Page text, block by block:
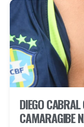
DIEGO
CAMARAGIBE